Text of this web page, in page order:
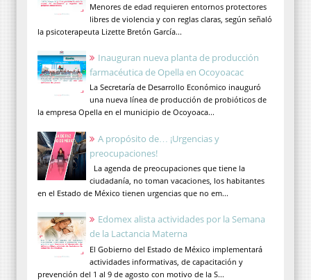
Menores de edad requieren entornos protectores
libres de violencia y con reglas claras, según señaló
la psicoterapeuta Lizette Bretón García...
Inauguran nueva planta de producción
farmacéutica de Opella en Ocoyoacac
La Secretaría de Desarrollo Económico inauguró
una nueva línea de producción de probióticos de
la empresa Opella en el municipio de Ocoyoaca...
A propósito de… ¡Urgencias y
preocupaciones!
La agenda de preocupaciones que tiene la
ciudadanía, no toman vacaciones, los habitantes
en el Estado de México tienen urgencias que no em...
Edomex alista actividades por la Semana
de la Lactancia Materna
El Gobierno del Estado de México implementará
actividades informativas, de capacitación y
prevención del 1 al 9 de agosto con motivo de la S...